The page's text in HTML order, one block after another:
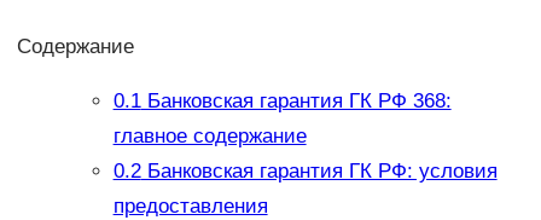
Содержание
0.1Банковская гарантия ГК РФ 368:
главное содержание
0.2Банковская гарантия ГК РФ: условия
предоставления